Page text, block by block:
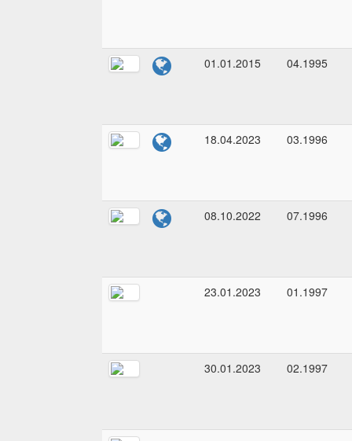
01.01.2015 04.1995
18.04.2023 03.1996
08.10.2022 07.1996
23.01.2023 01.1997
30.01.2023 02.1997